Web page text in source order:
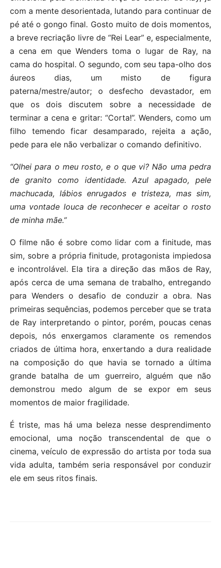
com a mente desorientada, lutando para continuar de
pé até o gongo final. Gosto muito de dois momentos,
a breve recriação livre de “Rei Lear” e, especialmente,
a cena em que Wenders toma o lugar de Ray, na
cama do hospital. O segundo, com seu tapa-olho dos
áureos dias, um misto de figura
paterna/mestre/autor; o desfecho devastador, em
que os dois discutem sobre a necessidade de
terminar a cena e gritar: “Corta!”. Wenders, como um
filho temendo ficar desamparado, rejeita a ação,
pede para ele não verbalizar o comando definitivo.
“Olhei para o meu rosto, e o que vi? Não uma pedra
de granito como identidade. Azul apagado, pele
machucada, lábios enrugados e tristeza, mas sim,
uma vontade louca de reconhecer e aceitar o rosto
de minha mãe.”
O filme não é sobre como lidar com a finitude, mas
sim, sobre a própria finitude, protagonista impiedosa
e incontrolável. Ela tira a direção das mãos de Ray,
após cerca de uma semana de trabalho, entregando
para Wenders o desafio de conduzir a obra. Nas
primeiras sequências, podemos perceber que se trata
de Ray interpretando o pintor, porém, poucas cenas
depois, nós enxergamos claramente os remendos
criados de última hora, enxertando a dura realidade
na composição do que havia se tornado a última
grande batalha de um guerreiro, alguém que não
demonstrou medo algum de se expor em seus
momentos de maior fragilidade.
É triste, mas há uma beleza nesse desprendimento
emocional, uma noção transcendental de que o
cinema, veículo de expressão do artista por toda sua
vida adulta, também seria responsável por conduzir
ele em seus ritos finais.